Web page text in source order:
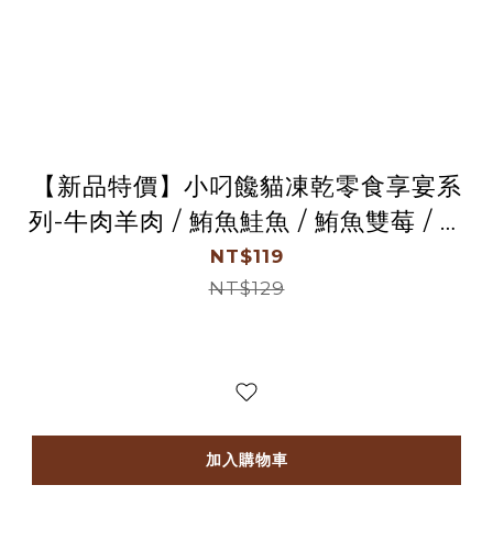
【新品特價】小叼饞貓凍乾零食享宴系
列-牛肉羊肉 / 鮪魚鮭魚 / 鮪魚雙莓 / 雞
肉鮭魚 / 雞肉雙鈣 / 鰹魚雙蛋 (20g袋
裝)任選6袋599元
NT$119
NT$129
加入購物車